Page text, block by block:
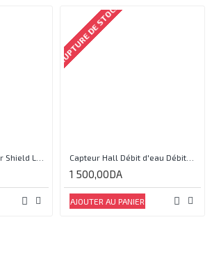
RUPTURE DE STOCK
Capteur Hall Débit d'eau Débitmètre Contrôle 1-30L Eau / min 1.75MPa
1 500,00DA
AJOUTER AU PANIER